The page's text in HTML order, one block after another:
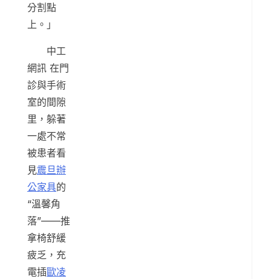
分割點
上。」
中工
網訊 在門
診與手術
室的間隙
里，躲著
一處不常
被患者看
見震旦辦
公家具的
“溫馨角
落”——推
拿椅舒緩
疲乏，充
電插歐凌